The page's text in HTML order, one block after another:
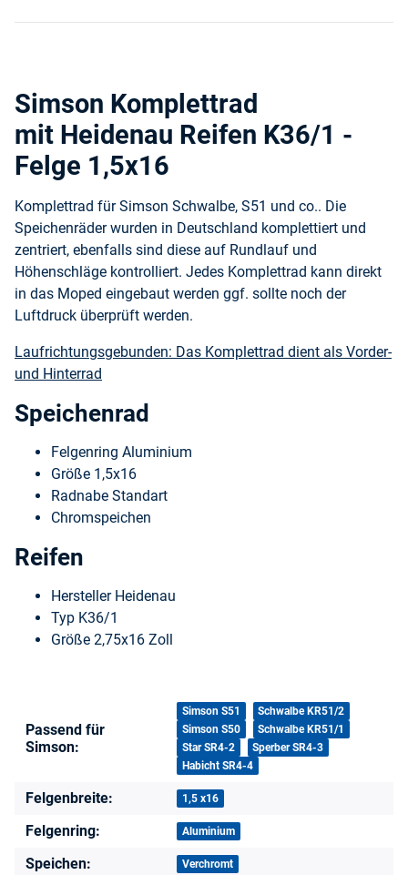
Simson Komplettrad
mit Heidenau Reifen K36/1 -
Felge 1,5x16
Komplettrad für Simson Schwalbe, S51 und co.. Die
Speichenräder wurden in Deutschland komplettiert und
zentriert, ebenfalls sind diese auf Rundlauf und
Höhenschläge kontrolliert. Jedes Komplettrad kann direkt
in das Moped eingebaut werden ggf. sollte noch der
Luftdruck überprüft werden.
Laufrichtungsgebunden: Das Komplettrad dient als Vorder-
und Hinterrad
Speichenrad
Felgenring Aluminium
Größe 1,5x16
Radnabe Standart
Chromspeichen
Reifen
Hersteller Heidenau
Typ K36/1
Größe 2,75x16 Zoll
Passend für
Simson:
Simson S51
Schwalbe KR51/2
Simson S50
Schwalbe KR51/1
Star SR4-2
Sperber SR4-3
Habicht SR4-4
Felgenbreite: 1,5 x16
Felgenring: Aluminium
Speichen: Verchromt